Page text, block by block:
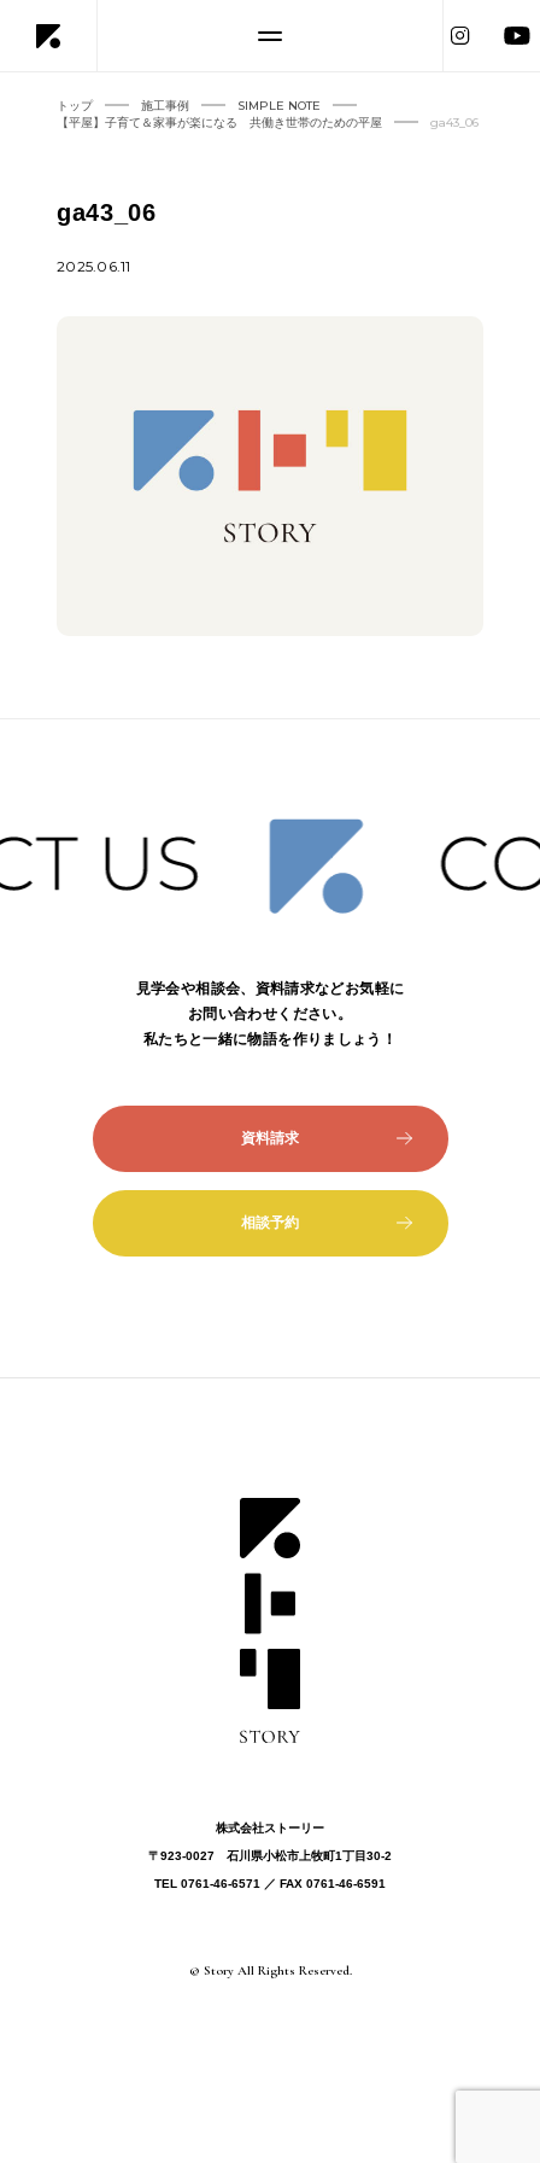
トップ 施工事例
SIMPLE NOTE
【平屋】子育て＆家事が楽になる 共働き世帯のための平屋
ga43_06
ga43_06
2025.06.11
見学会や相談会、資料請求などお気軽に
お問い合わせください。
私たちと一緒に物語を作りましょう！
資料請求
相談予約
株式会社ストーリー
〒923-0027 ⽯川県⼩松市上牧町1丁目30-2
TEL 0761-46-6571 ／ FAX 0761-46-6591
© Story All Rights Reserved.